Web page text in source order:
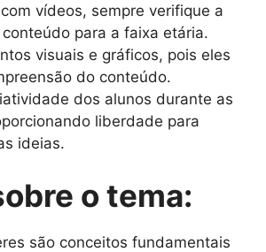
vídeos, sempre verifique a
para a faixa etária.
visuais e gráficos, pois eles
do conteúdo.
dos alunos durante as
liberdade para
ideias.
o tema:
são conceitos fundamentais